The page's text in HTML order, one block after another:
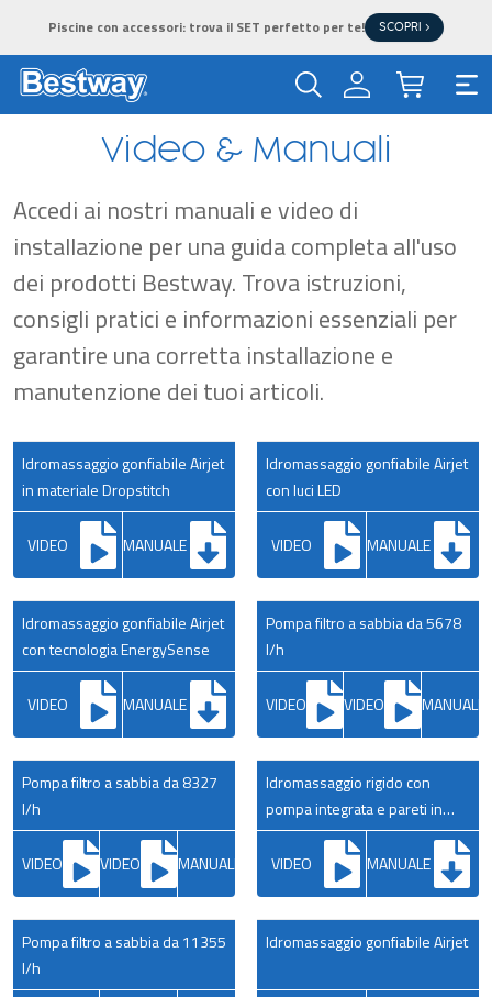
Piscine con accessori: trova il SET perfetto per te! SCOPRI >
Video & Manuali
Accedi ai nostri manuali e video di
installazione per una guida completa all'uso
dei prodotti Bestway. Trova istruzioni,
consigli pratici e informazioni essenziali per
garantire una corretta installazione e
manutenzione dei tuoi articoli.
Idromassaggio gonfiabile Airjet
in materiale Dropstitch
VIDEO MANUALE
Idromassaggio gonfiabile Airjet
con luci LED
VIDEO MANUALE
Idromassaggio gonfiabile Airjet
con tecnologia EnergySense
VIDEO MANUALE
Pompa filtro a sabbia da 5678
l/h
VIDEO VIDEO MANUALE
Pompa filtro a sabbia da 8327
l/h
VIDEO VIDEO MANUALE
Idromassaggio rigido con
pompa integrata e pareti in
schiuma
VIDEO
MANUALE
Pompa filtro a sabbia da 11355
l/h
Idromassaggio gonfiabile Airjet